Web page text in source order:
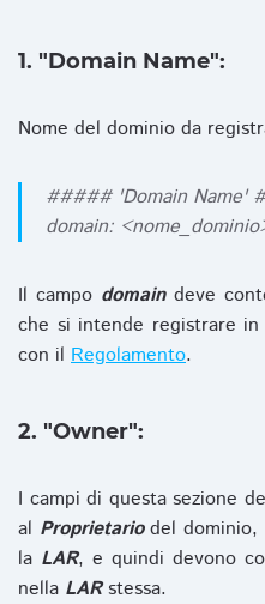
1. "Domain Name":
Nome del dominio da
##### 'Domain Name'
domain:
Il campo domaindeve
che si intende registrare
con il Regolamento.
2. "Owner":
I campi di questa sezione
al Proprietariodel dominio,
la LAR, e quindi devono
nella LARstessa.